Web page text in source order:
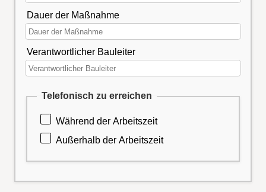
Dauer der Maßnahme
Verantwortlicher Bauleiter
Telefonisch zu erreichen
Während der Arbeitszeit
Außerhalb der Arbeitszeit